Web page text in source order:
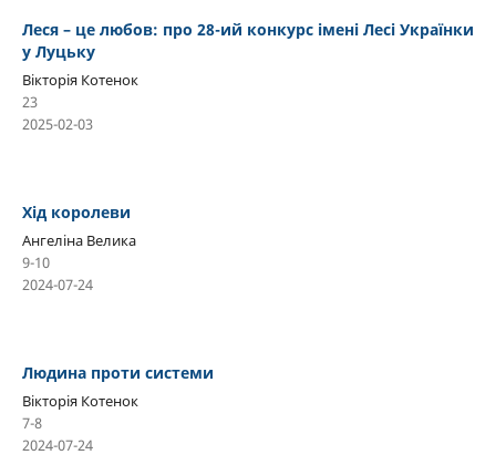
Леся – це любов: про 28-ий конкурс імені Лесі Українки
у Луцьку
Вікторія Котенок
23
2025-02-03
Хід королеви
Ангеліна Велика
9-10
2024-07-24
Людина проти системи
Вікторія Котенок
7-8
2024-07-24